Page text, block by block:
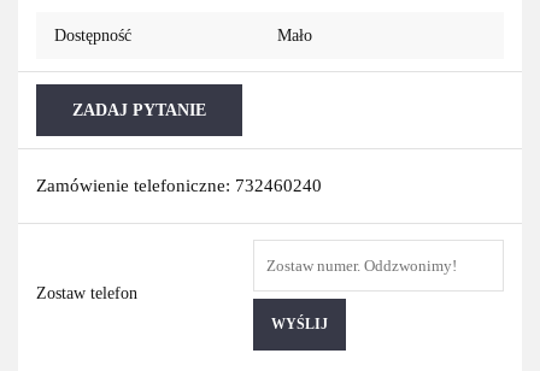
Dostępność Mało
ZADAJ PYTANIE
Zamówienie telefoniczne: 732460240
Zostaw telefon
WYŚLIJ